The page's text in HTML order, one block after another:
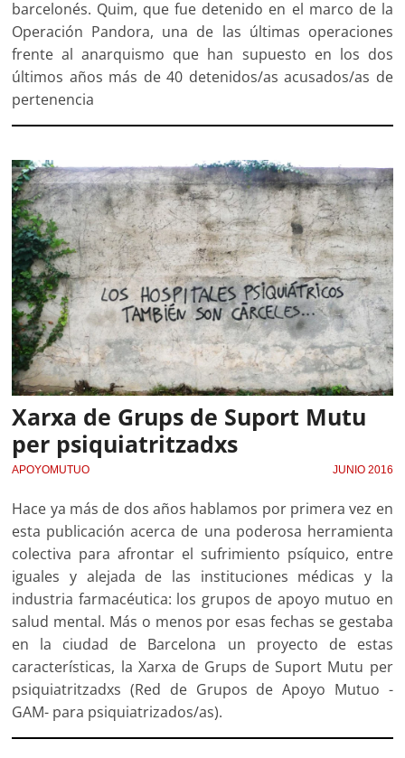
barcelonés. Quim, que fue detenido en el marco de la
Operación Pandora, una de las últimas operaciones
frente al anarquismo que han supuesto en los dos
últimos años más de 40 detenidos/as acusados/as de
pertenencia
Xarxa de Grups de Suport Mutu
per psiquiatritzadxs
APOYOMUTUO JUNIO 2016
Hace ya más de dos años hablamos por primera vez en
esta publicación acerca de una poderosa herramienta
colectiva para afrontar el sufrimiento psíquico, entre
iguales y alejada de las instituciones médicas y la
industria farmacéutica: los grupos de apoyo mutuo en
salud mental. Más o menos por esas fechas se gestaba
en la ciudad de Barcelona un proyecto de estas
características, la Xarxa de Grups de Suport Mutu per
psiquiatritzadxs (Red de Grupos de Apoyo Mutuo -
GAM- para psiquiatrizados/as).